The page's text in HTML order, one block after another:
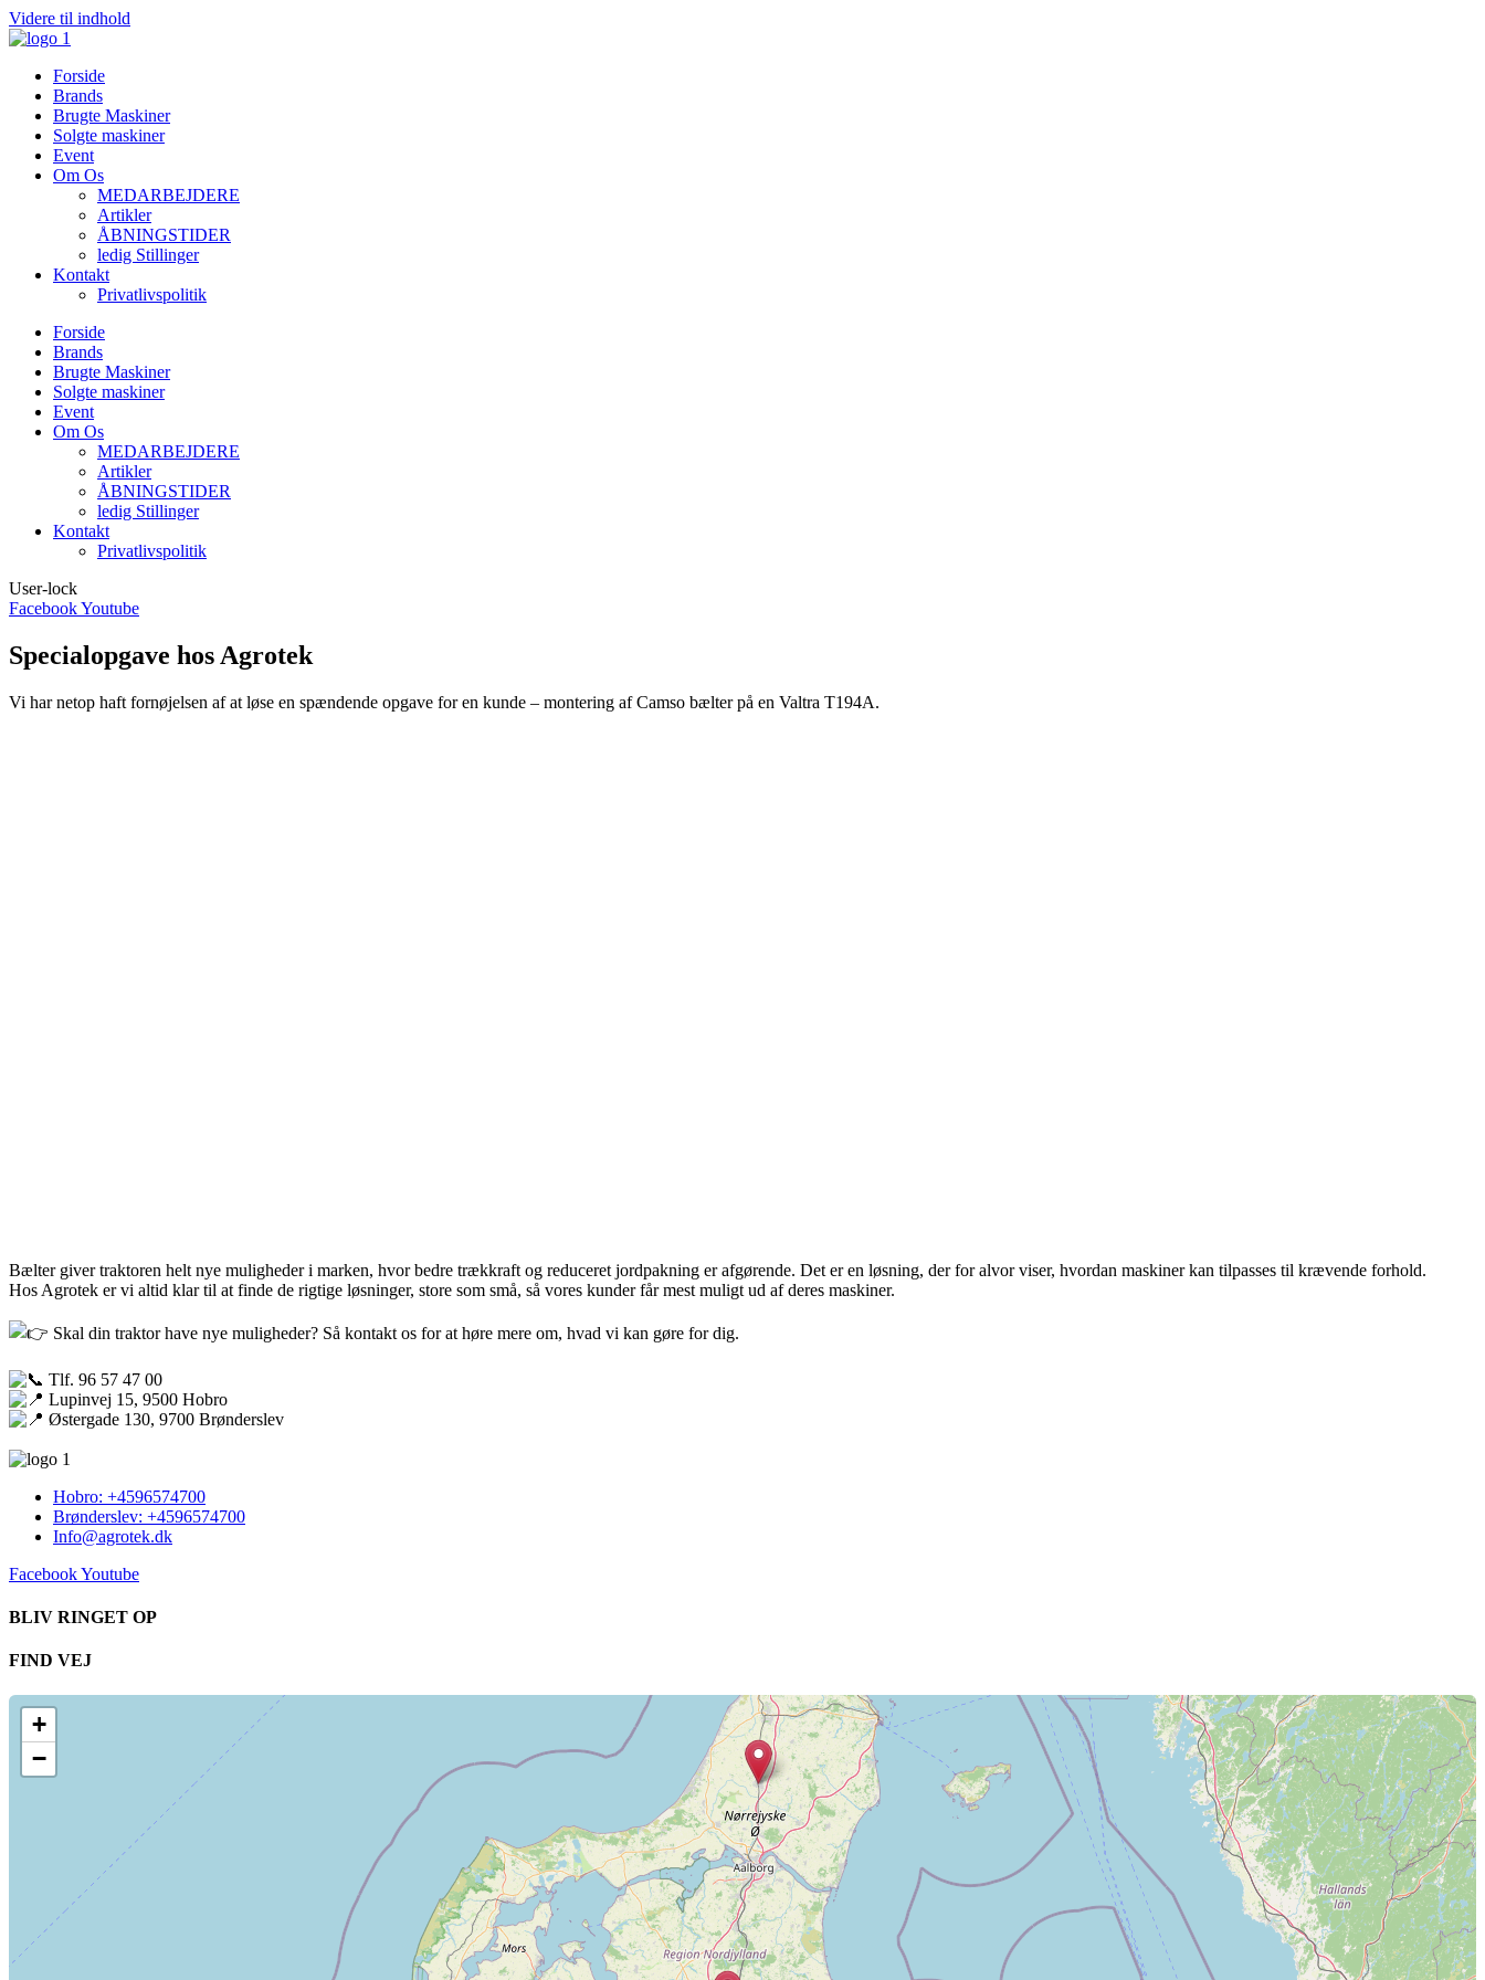
Videre til indhold
Forside
Brands
Brugte Maskiner
Solgte maskiner
Event
Om Os
MEDARBEJDERE
Artikler
ÅBNINGSTIDER
ledig Stillinger
Kontakt
Privatlivspolitik
Forside
Brands
Brugte Maskiner
Solgte maskiner
Event
Om Os
MEDARBEJDERE
Artikler
ÅBNINGSTIDER
ledig Stillinger
Kontakt
Privatlivspolitik
User-lock
FacebookYoutube
Specialopgave hos Agrotek
Vi har netop haft fornøjelsen af at løse en spændende opgave for en kunde – montering af Camso bælter på en Valtra T194A.
Bælter giver traktoren helt nye muligheder i marken, hvor bedre trækkraft og reduceret jordpakning er afgørende. Det er en løsning, der for alvor viser, hvordan maskiner kan tilpasses til krævende forhold.
Hos Agrotek er vi altid klar til at finde de rigtige løsninger, store som små, så vores kunder får mest muligt ud af deres maskiner.
Skal din traktor have nye muligheder? Så kontakt os for at høre mere om, hvad vi kan gøre for dig.
Tlf. 96 57 47 00
Lupinvej 15, 9500 Hobro
Østergade 130, 9700 Brønderslev
Hobro: +4596574700
Brønderslev: +4596574700
Info@agrotek.dk
FacebookYoutube
BLIV RINGET OP​
FIND VEJ​
+
−